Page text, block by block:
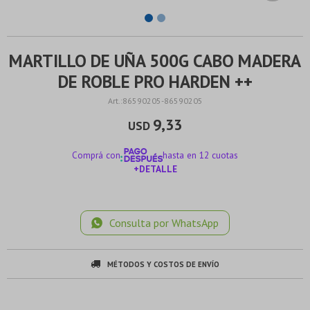
MARTILLO DE UÑA 500G CABO MADERA
DE ROBLE PRO HARDEN ++
86590205-86590205
USD 9,33
Comprá con
hasta en 12 cuotas
+DETALLE
Consulta por WhatsApp
MÉTODOS Y COSTOS DE ENVÍO